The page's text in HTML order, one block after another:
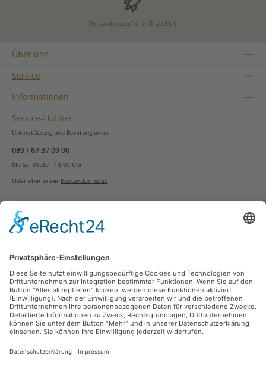
Versandkostenfrei in D ab 35 €
Über uns
Service
Informationen
Service-Hotline
Unterstützung und Beratung unter:
089 / 67 37 09 00
Mo-Sa, 09:30 - 18:00 Uhr
Oder über unser Kontaktformular.
Vertrag widerrufen
Zahlungsarten
Sicher Einkaufen
Ladengeschäft
Newsletter